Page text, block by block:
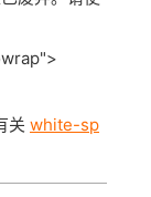
关 white-sp